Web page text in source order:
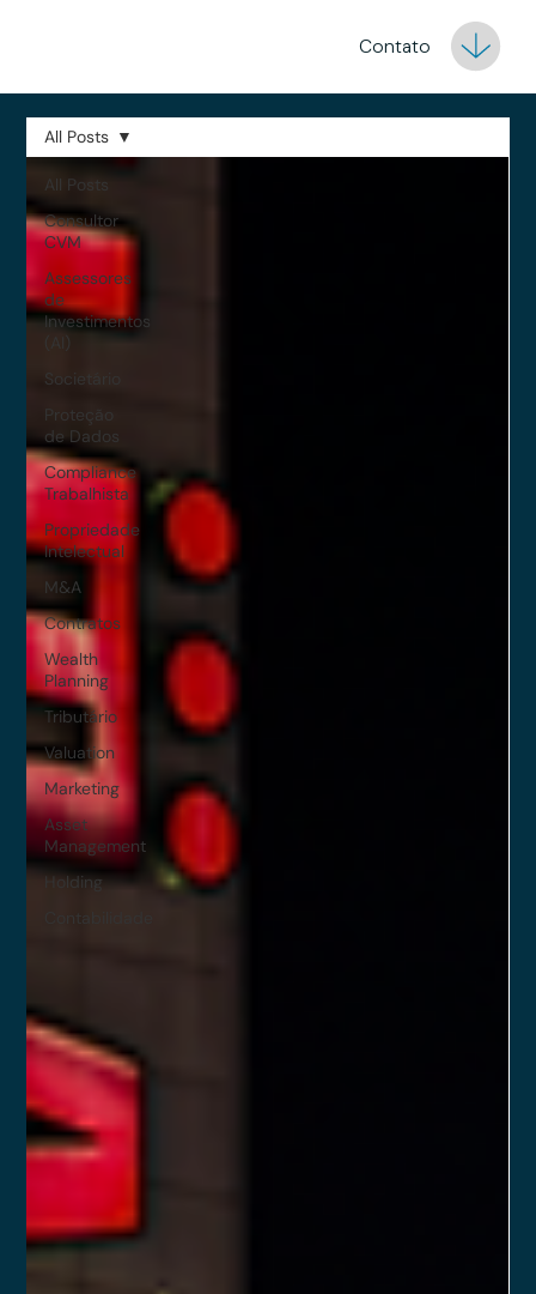
Contato
All Posts
Consultor
CVM
Assessores
de
Investimentos
(AI)
Societário
Proteção
de Dados
Compliance
Trabalhista
Propriedade
Intelectual
M&A
Contratos
Wealth
Planning
Tributário
Valuation
Marketing
Asset
Management
Holding
All Posts